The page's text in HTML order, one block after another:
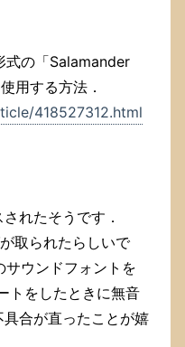
式の「Salamander
用する方法．
418527312.html
れたそうです．
取られたらしいで
サウンドフォントを
トをしたときに無音
合が直ったことが嬉